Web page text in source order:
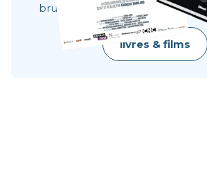
brute.
livres & films